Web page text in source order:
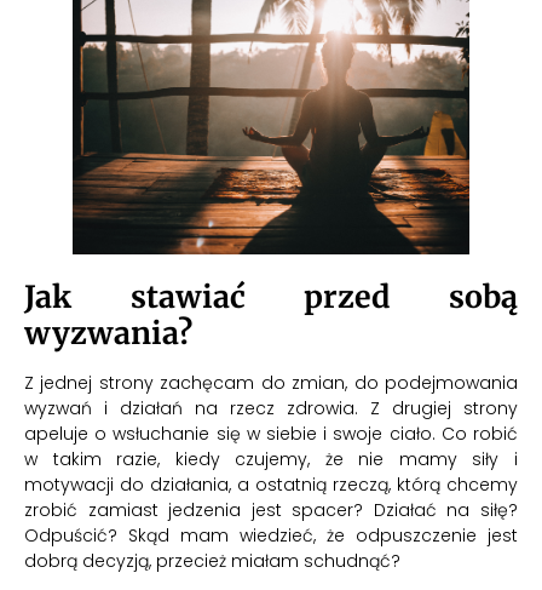
Jak stawiać przed sobą
wyzwania?
Z jednej strony zachęcam do zmian, do podejmowania
wyzwań i działań na rzecz zdrowia. Z drugiej strony
apeluje o wsłuchanie się w siebie i swoje ciało. Co robić
w takim razie, kiedy czujemy, że nie mamy siły i
motywacji do działania, a ostatnią rzeczą, którą chcemy
zrobić zamiast jedzenia jest spacer? Działać na siłę?
Odpuścić? Skąd mam wiedzieć, że odpuszczenie jest
dobrą decyzją, przecież miałam schudnąć?